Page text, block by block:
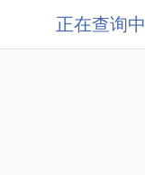
正在查询中